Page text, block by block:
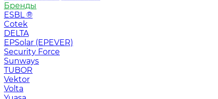
Бренды
ESBL ®
Cotek
DELTA
EPSolar (EPEVER)
Security Force
Sunways
TUBOR
Vektor
Volta